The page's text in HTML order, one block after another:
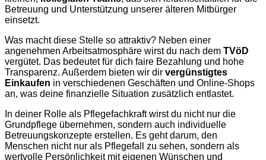
Betreuung und Unterstützung unserer älteren Mitbürger
einsetzt.
Was macht diese Stelle so attraktiv? Neben einer
angenehmen Arbeitsatmosphäre wirst du nach dem TVöD
vergütet. Das bedeutet für dich faire Bezahlung und hohe
Transparenz. Außerdem bieten wir dir vergünstigtes
Einkaufen in verschiedenen Geschäften und Online-Shops
an, was deine finanzielle Situation zusätzlich entlastet.
In deiner Rolle als Pflegefachkraft wirst du nicht nur die
Grundpflege übernehmen, sondern auch individuelle
Betreuungskonzepte erstellen. Es geht darum, den
Menschen nicht nur als Pflegefall zu sehen, sondern als
wertvolle Persönlichkeit mit eigenen Wünschen und